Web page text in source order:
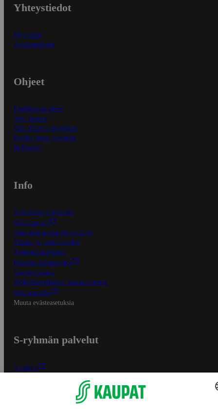
Yhteystiedot
Myymälät
Asiakaspalvelu
Ohjeet
Ensitilaajan ohjeet
Näin maksat
Näin tilaat ja muokkaat
Kaikki ohjeet ja vinkit
In English
Info
S-Business yrityksille
Oiva-raportit
Osuuskauppojen yhteystiedot
Tilaus- ja toimitusehdot
Tietosuojakäytäntö
Palvelun käyttöehdot
Saavutettavuus
Mobiilisovelluksen saavutettavuus
Mainostajalle
Muuta evästeasetuksia
S-ryhmän palvelut
S-ryhmä
Yhteishyvä Ruoka -sovellus